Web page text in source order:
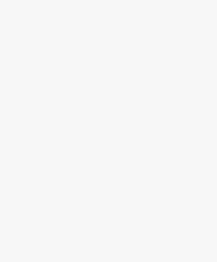
koszt idzie w
może